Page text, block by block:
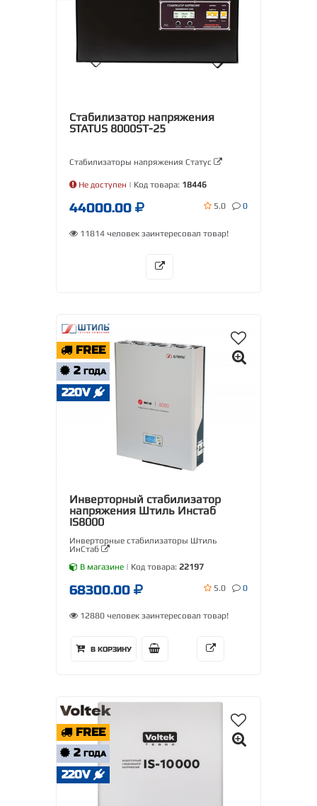
Стабилизатор напряжения
STATUS 8000SТ-25
Стабилизаторы напряжения Статус
Не доступен | Код товара: 18446
44000.00 5.0 0
11814 человек заинтересовал товар!
FREE
2 ГОДА
220V
Инверторный стабилизатор
напряжения Штиль Инстаб
IS8000
Инверторные стабилизаторы Штиль
ИнСтаб
В магазине | Код товара: 22197
68300.00 5.0 0
12880 человек заинтересовал товар!
В КОРЗИНУ
FREE
2 ГОДА
220V